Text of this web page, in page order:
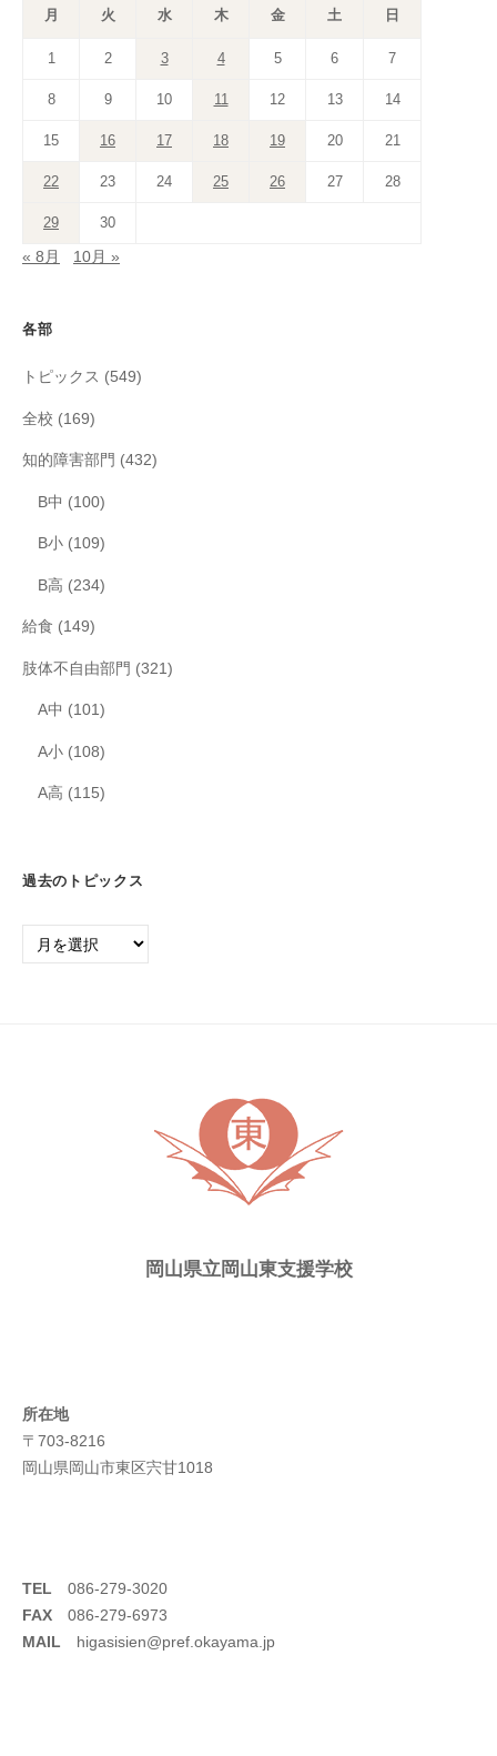
月 火 水 木 金 土 日
1 2 3 4 5 6 7
8 9 10 11 12 13 14
15 16 17 18 19 20 21
22 23 24 25 26 27 28
29 30
« 8月 10月 »
各部
トピックス (549)
全校 (169)
知的障害部門 (432)
B中 (100)
B小(109)
B高 (234)
給食 (149)
肢体不自由部門 (321)
A中 (101)
A小(108)
A高 (115)
過去のトピックス
過
岡山県立岡山東支援学校
所在地
〒703-8216
岡山県岡山市東区宍甘1018
TEL 086-279-3020
FAX 086-279-6973
MAIL higasisien@pref.okayama.jp